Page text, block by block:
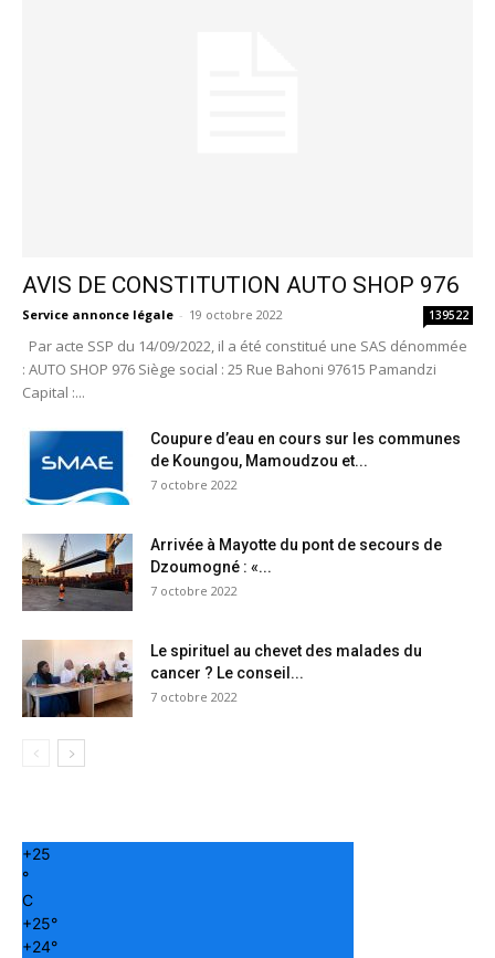
AVIS DE CONSTITUTION AUTO SHOP 976
Service annonce légale - 19 octobre 2022 139522
Par acte SSP du 14/09/2022, il a été constitué une SAS dénommée
: AUTO SHOP 976 Siège social : 25 Rue Bahoni 97615 Pamandzi
Capital :...
Coupure d’eau en cours sur les communes
de Koungou, Mamoudzou et...
7 octobre 2022
Arrivée à Mayotte du pont de secours de
Dzoumogné : «...
7 octobre 2022
Le spirituel au chevet des malades du
cancer ? Le conseil...
7 octobre 2022
+25
°
C
+25°
+24°